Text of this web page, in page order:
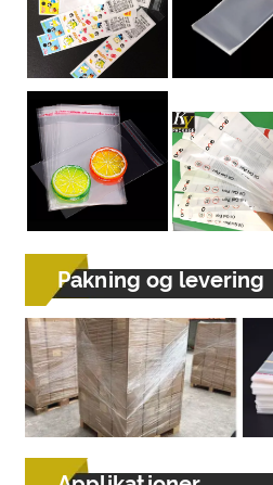
Pakning og levering